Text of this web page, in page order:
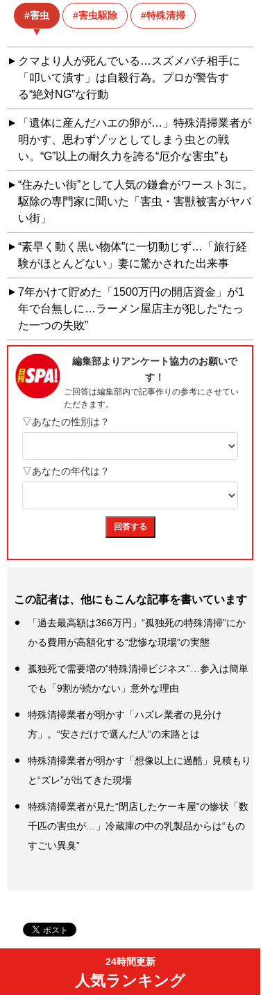
害虫 害虫駆除 特殊清掃
クマより人が死んでいる…スズメバチ相手に
「叩いて潰す」は自殺行為。プロが警告す
る“絶対NG”な行動
「遺体に産んだハエの卵が…」特殊清掃業者が
明かす、思わずゾッとしてしまう虫との戦
い。“G”以上の耐久力を誇る“厄介な害虫”も
“住みたい街”として人気の鎌倉がワースト3に。
駆除の専門家に聞いた「害虫・害獣被害がヤバ
い街」
“素早く動く黒い物体”に一切動じず…「旅行経
験がほとんどない」妻に驚かされた出来事
7年かけて貯めた「1500万円の開店資金」が1
年で台無しに…ラーメン屋店主が犯した“たっ
た一つの失敗”
この記者は、他にもこんな記事を書いています
「過去最高額は366万円」“孤独死の特殊清掃”にか
かる費用が高額化する“悲惨な現場”の実態
孤独死で需要増の“特殊清掃ビジネス”…参入は簡単
でも「9割が続かない」意外な理由
特殊清掃業者が明かす「ハズレ業者の見分け
方」。“安さだけで選んだ人”の末路とは
特殊清掃業者が明かす「想像以上に過酷」見積もり
と“ズレ”が出てきた現場
特殊清掃業者が見た“閉店したケーキ屋”の惨状「数
千匹の害虫が…」冷蔵庫の中の乳製品からは“もの
すごい異臭”
24時間更新
人気ランキング